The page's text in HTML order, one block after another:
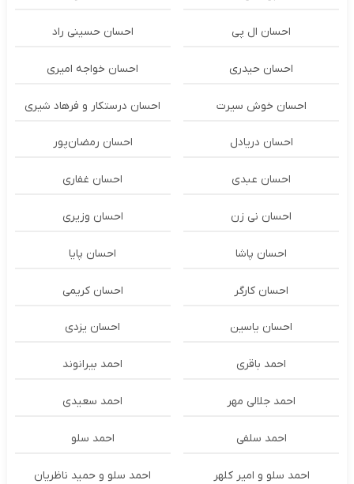
احسان ال پی احسان حسینی راد
احسان حیدری احسان خواجه امیری
احسان خوش سیرت احسان درستكار و فرهاد شيرى
احسان دریادل احسان رمضان‌پور
احسان عبدی احسان غفاری
احسان نی زن احسان وزیری
احسان پاشا احسان پایا
احسان کارگر احسان کریمی
احسان یاسین احسان یزدی
احمد باقری احمد بیرانوند
احمد جلالی مهر احمد سعیدی
احمد سلفی احمد سلو
احمد سلو و امیر کلهر احمد سلو و حمید ناظریان